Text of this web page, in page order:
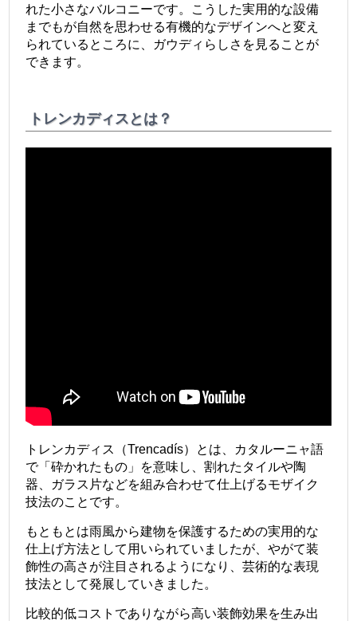
れた小さなバルコニーです。こうした実用的な設備
までもが自然を思わせる有機的なデザインへと変え
られているところに、ガウディらしさを見ることが
できます。
トレンカディスとは？
トレンカディス（Trencadís）とは、カタルーニャ語
で「砕かれたもの」を意味し、割れたタイルや陶
器、ガラス片などを組み合わせて仕上げるモザイク
技法のことです。
もともとは雨風から建物を保護するための実用的な
仕上げ方法として用いられていましたが、やがて装
飾性の高さが注目されるようになり、芸術的な表現
技法として発展していきました。
比較的低コストでありながら高い装飾効果を生み出